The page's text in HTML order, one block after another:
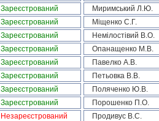
Зареєстрований Миримський Л.Ю.
Зареєстрований Міщенко С.Г.
Зареєстрований Немілостівий В.О.
Зареєстрований Опанащенко М.В.
Зареєстрований Павелко А.В.
Зареєстрований Петьовка В.В.
Зареєстрований Поляченко Ю.В.
Зареєстрований Порошенко П.О.
Незареєстрований Продивус В.С.